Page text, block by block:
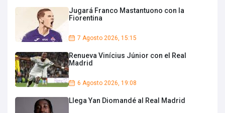
Jugará Franco Mastantuono con la
Fiorentina
7 Agosto 2026, 15:15
Renueva Vinícius Júnior con el Real
Madrid
6 Agosto 2026, 19:08
Llega Yan Diomandé al Real Madrid